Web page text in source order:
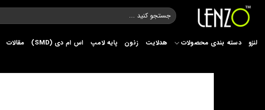
Skip
content
جستجو
برای:
لنزو دسته بندی محصولات هدلایت زنون پایه لامپ اس ام دی (SMD) مقالات